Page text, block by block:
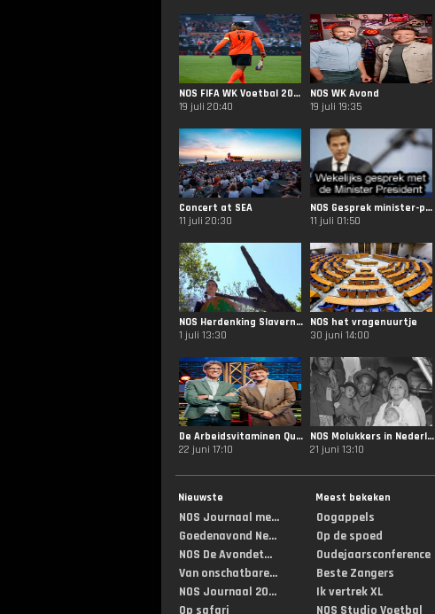
NOS FIFA WK Voetbal 2026
19 juli 20:40
NOS WK Avond
19 juli 19:35
Concert at SEA
11 juli 20:30
NOS Gesprek minister-president
11 juli 01:50
NOS Herdenking Slavernijverleden
1 juli 13:30
NOS het vragenuurtje
30 juni 14:00
De Arbeidsvitaminen Quiz
22 juni 17:10
NOS Molukkers in Nederland
21 juni 13:10
Nieuwste
NOS Journaal me...
Goedenavond Ne...
NOS De Avondet...
Van onschatbare...
NOS Journaal 20...
Op safari
Meest bekeken
Oogappels
Op de spoed
Oudejaarsconference
Beste Zangers
Ik vertrek XL
NOS Studio Voetbal